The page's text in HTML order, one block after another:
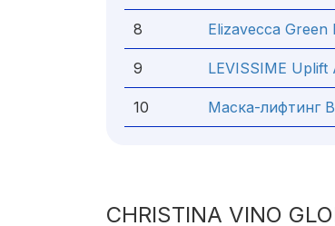
8 Elizavecca Green
9 LEVISSIME Uplift
10 Маска-лифтинг
CHRISTINA VINO